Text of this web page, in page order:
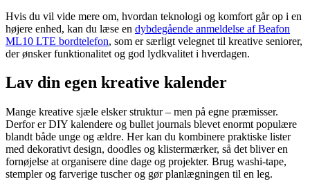
Hvis du vil vide mere om, hvordan teknologi og komfort går op i en
højere enhed, kan du læse en dybdegående anmeldelse af Beafon
ML10 LTE bordtelefon, som er særligt velegnet til kreative seniorer,
der ønsker funktionalitet og god lydkvalitet i hverdagen.
Lav din egen kreative kalender
Mange kreative sjæle elsker struktur – men på egne præmisser.
Derfor er DIY kalendere og bullet journals blevet enormt populære
blandt både unge og ældre. Her kan du kombinere praktiske lister
med dekorativt design, doodles og klistermærker, så det bliver en
fornøjelse at organisere dine dage og projekter. Brug washi-tape,
stempler og farverige tuscher og gør planlægningen til en leg.